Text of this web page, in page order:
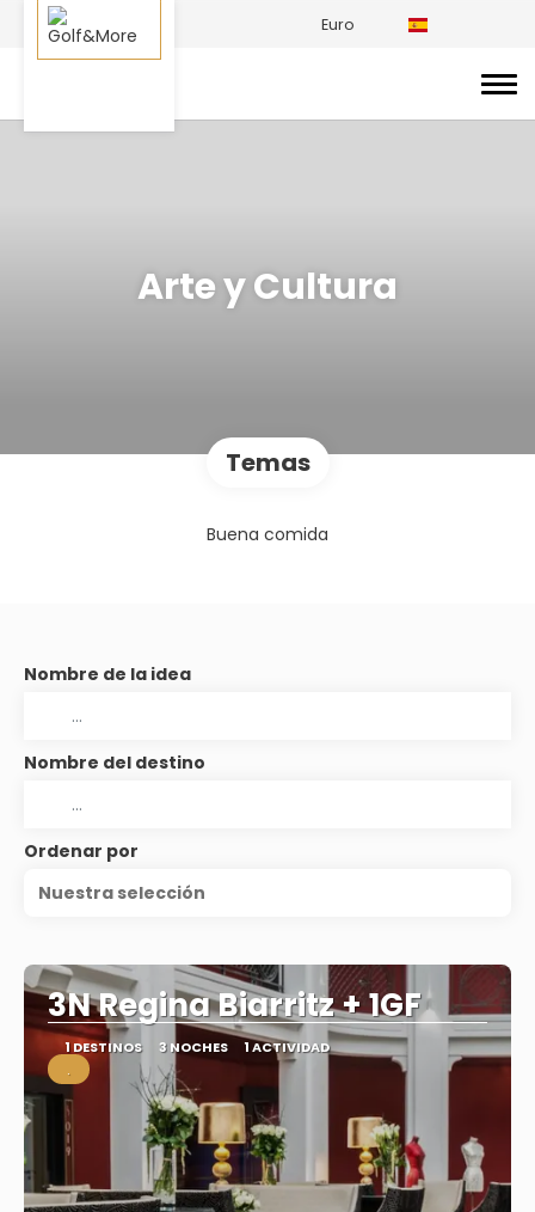
Euro
Arte y Cultura
Temas
Buena comida
Nombre de la idea
Nombre del destino
Ordenar por
Nuestra selección
3N Regina Biarritz + 1GF
1 DESTINOS 3 NOCHES 1 ACTIVIDAD
.